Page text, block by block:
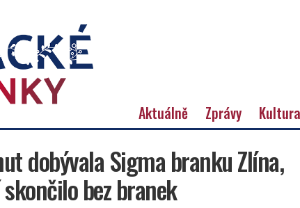
Aktuálně Zprávy Kultura
dobývala Sigma branku Zlína,
bez branek